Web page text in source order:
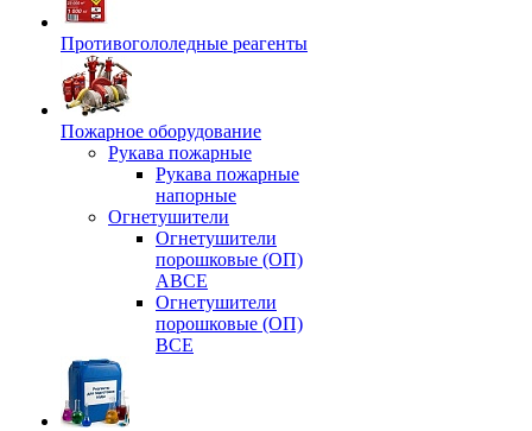
Противогололедные реагенты
Пожарное оборудование
Рукава пожарные
Рукава пожарные
напорные
Огнетушители
Огнетушители
порошковые (ОП)
АВСЕ
Огнетушители
порошковые (ОП)
ВСЕ